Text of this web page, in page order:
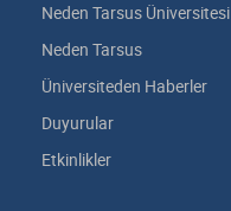
Neden Tarsus Üniversitesi
Neden Tarsus
Üniversiteden Haberler
Duyurular
Etkinlikler